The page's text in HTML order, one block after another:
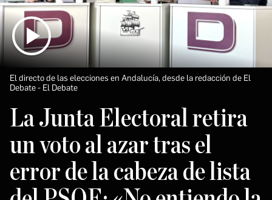
El directo de las elecciones en Andalucía, desde la redacción de El
Debate
El Debate
La Junta Electoral retira
un voto al azar tras el
error de la cabeza de lista